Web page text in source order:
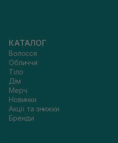
КАТАЛОГ
Волосся
Обличчя
Тіло
Дім
Мерч
Новинки
Акції та знижки
Бренди